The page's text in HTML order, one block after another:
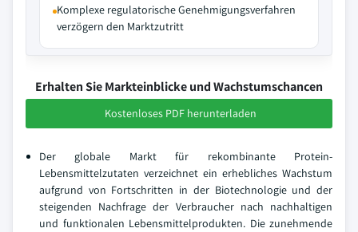
Komplexe regulatorische Genehmigungsverfahren
verzögern den Marktzutritt
Erhalten Sie Markteinblicke und Wachstumschancen
Kostenloses PDF herunterladen
Der globale Markt für rekombinante Protein-
Lebensmittelzutaten verzeichnet ein erhebliches Wachstum
aufgrund von Fortschritten in der Biotechnologie und der
steigenden Nachfrage der Verbraucher nach nachhaltigen
und funktionalen Lebensmittelprodukten. Die zunehmende